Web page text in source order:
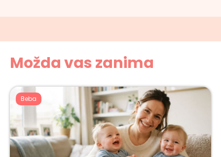
Možda vas zanima
Beba